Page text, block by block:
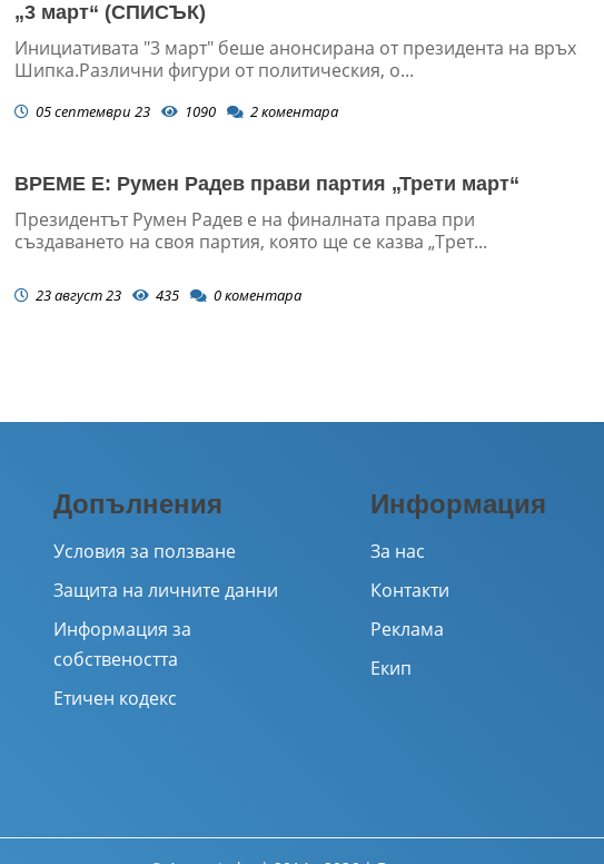
„3 март“ (СПИСЪК)
Инициативата "3 март" беше анонсирана от президента на връх
Шипка.Различни фигури от политическия, о...
05 септември 23 1090 2коментара
ВРЕМЕ Е: Румен Радев прави партия „Трети март“
Президентът Румен Радев е на финалната права при
създаването на своя партия, която ще се казва „Трет...
23 август 23 435 0коментара
Допълнения
Условия за ползване
Защита на личните данни
Информация за
собствеността
Етичен кодекс
Информация
За нас
Контакти
Реклама
Екип